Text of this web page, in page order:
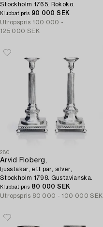
Stockholm 1765. Rokoko.
Klubbat pris 90 000 SEK
Utropspris 100 000 -
125 000 SEK
280
Arvid Floberg,
ljusstakar, ett par, silver,
Stockholm 1798. Gustavianska.
Klubbat pris 80 000 SEK
Utropspris 80 000 - 100 000 SEK